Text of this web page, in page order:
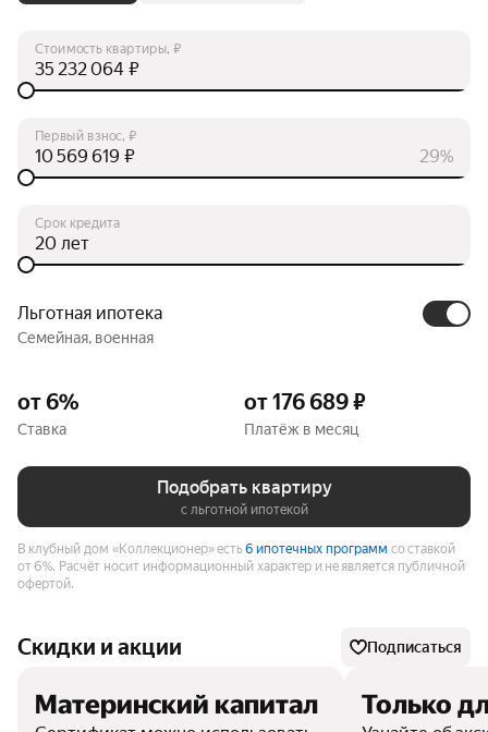
Стоимость квартиры, ₽
₽
Первый взнос, ₽
29%
₽
Срок кредита
лет
Льготная ипотека
Семейная, военная
от 6%
Ставка
от 176 689 ₽
Платёж в месяц
Подобрать квартиру
с льготной ипотекой
В клубный дом «Коллекционер» есть6 ипотечных программ со ставкой
от 6%. Расчёт носит информационный характер и не является публичной
офертой.
Скидки и акции Подписаться
Материнский капитал Только